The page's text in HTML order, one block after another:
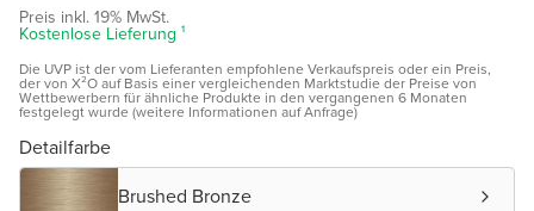
Preis inkl. 19% MwSt.
Kostenlose Lieferung ¹
Die UVP ist der vom Lieferanten empfohlene Verkaufspreis oder ein Preis,
der von X²O auf Basis einer vergleichenden Marktstudie der Preise von
Wettbewerbern für ähnliche Produkte in den vergangenen 6 Monaten
festgelegt wurde (weitere Informationen auf Anfrage)
Detailfarbe
Brushed Bronze